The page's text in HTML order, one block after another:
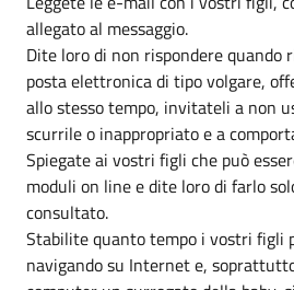
allegato al messaggio.
Dite loro di non rispondere quando
posta elettronica di tipo volgare,
allo stesso tempo, invitateli a non
scurrile o inappropriato e a
Spiegate ai vostri figli che può
moduli on line e dite loro di farlo
consultato.
Stabilite quanto tempo i vostri figli
navigando su Internet e,